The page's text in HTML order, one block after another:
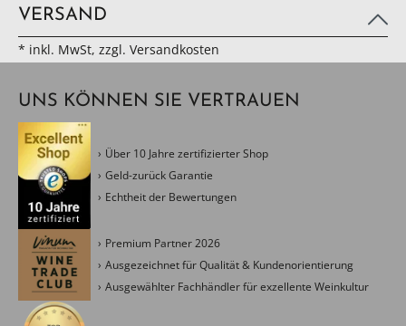
VERSAND
* inkl. MwSt, zzgl. Versandkosten
UNS KÖNNEN SIE VERTRAUEN
Über 10 Jahre zertifizierter Shop
Geld-zurück Garantie
Echtheit der Bewertungen
Premium Partner 2026
Ausgezeichnet für Qualität & Kundenorientierung
Ausgewählter Fachhändler für exzellente Weinkultur